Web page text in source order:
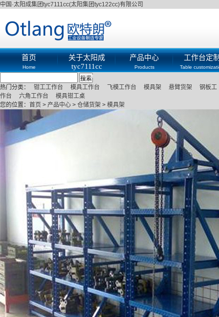
中国·太阳成集团tyc7111cc(太阳集团tyc122cc)有限公司
首页
Home
关于太阳成
tyc7111cc
About
产品中心
Products
工作台定
Table
热门分类： 钳工工作台 模具工作台 飞模工作台 模具架 悬臂货架
钢板工
作台
六角工作台
模具钳工桌
您的位置： 首页 > 产品中心 > 仓储货架 > 模具架